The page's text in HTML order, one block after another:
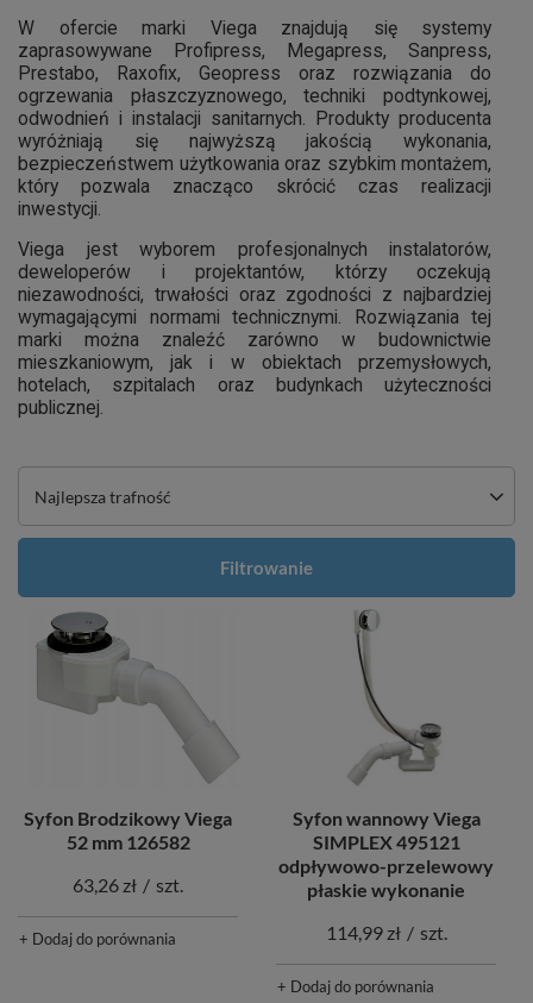
W ofercie marki Viega znajdują się systemy
zaprasowywane Profipress, Megapress, Sanpress,
Prestabo, Raxofix, Geopress oraz rozwiązania do
ogrzewania płaszczyznowego, techniki podtynkowej,
odwodnień i instalacji sanitarnych. Produkty producenta
wyróżniają się najwyższą jakością wykonania,
bezpieczeństwem użytkowania oraz szybkim montażem,
który pozwala znacząco skrócić czas realizacji
inwestycji.
Viega jest wyborem profesjonalnych instalatorów,
deweloperów i projektantów, którzy oczekują
niezawodności, trwałości oraz zgodności z najbardziej
wymagającymi normami technicznymi. Rozwiązania tej
marki można znaleźć zarówno w budownictwie
mieszkaniowym, jak i w obiektach przemysłowych,
hotelach, szpitalach oraz budynkach użyteczności
publicznej.
Zmień sortowanie
Najlepsza trafność
Filtrowanie
Syfon Brodzikowy Viega
52 mm 126582
63,26 zł / szt.
+ Dodaj do porównania
Syfon wannowy Viega
SIMPLEX 495121
odpływowo-przelewowy
płaskie wykonanie
114,99 zł / szt.
+ Dodaj do porównania